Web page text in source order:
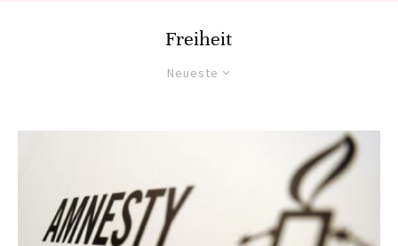
Freiheit
Neueste